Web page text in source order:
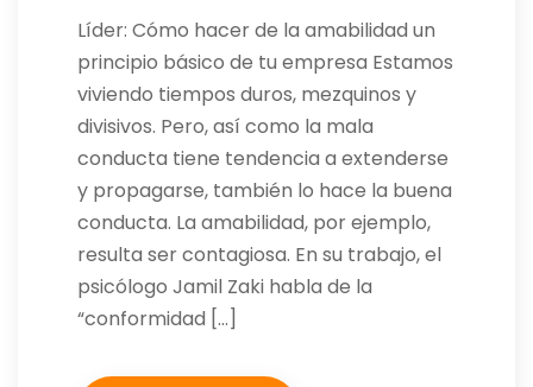
Líder: Cómo hacer de la amabilidad un
principio básico de tu empresa Estamos
viviendo tiempos duros, mezquinos y
divisivos. Pero, así como la mala
conducta tiene tendencia a extenderse
y propagarse, también lo hace la buena
conducta. La amabilidad, por ejemplo,
resulta ser contagiosa. En su trabajo, el
psicólogo Jamil Zaki habla de la
“conformidad […]